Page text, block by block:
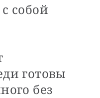
собой
готовы
без